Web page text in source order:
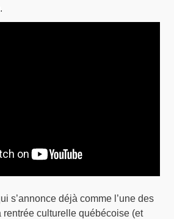
s’annonce déjà comme l’une des
rentrée culturelle québécoise (et